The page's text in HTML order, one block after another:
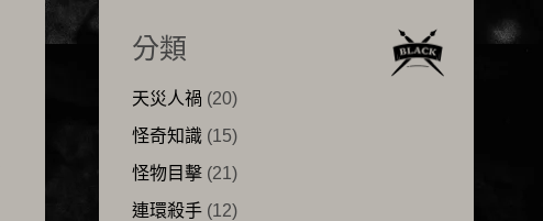
分類
天災人禍 (20)
怪奇知識(15)
怪物目擊(21)
連環殺手(12)